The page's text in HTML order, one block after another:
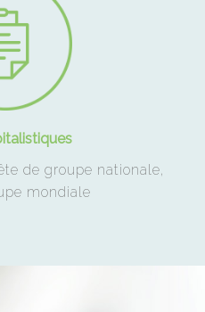
de groupe nationale,
mondiale